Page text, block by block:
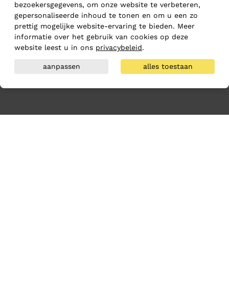
bezoekersgegevens, om onze website te verbeteren,
gepersonaliseerde inhoud te tonen en om u een zo
prettig mogelijke website-ervaring te bieden. Meer
informatie over het gebruik van cookies op deze
website leest u in ons privacybeleid.
aanpassen alles toestaan